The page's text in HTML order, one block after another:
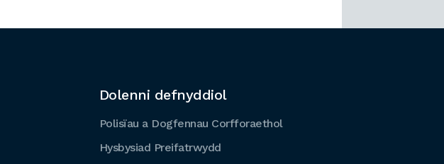
Dolenni defnyddiol
Polisïau a Dogfennau Corfforaethol
Hysbysiad Preifatrwydd